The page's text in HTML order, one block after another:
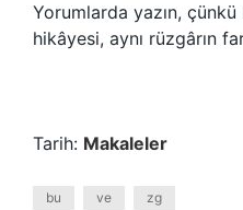
Yorumlarda yazın,
hikâyesi, aynı rüzgârın
Tarih: Makaleler
bu ve zg